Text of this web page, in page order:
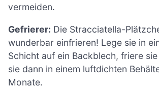
vermeiden.
Gefrierer: Die Stracciatella-
wunderbar einfrieren! Lege sie in
Schicht auf ein Backblech, friere
sie dann in einem luftdichten
Monate.